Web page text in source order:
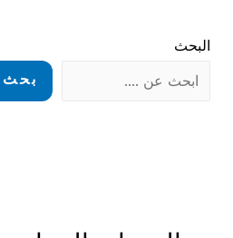
البحث
بحث